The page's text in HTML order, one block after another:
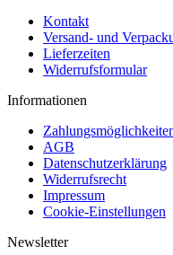
Kontakt
Versand- und
Lieferzeiten
Widerrufsformular
Informationen
AGB
Datenschutzerklärung
Widerrufsrecht
Impressum
Cookie-Einstellungen
Newsletter